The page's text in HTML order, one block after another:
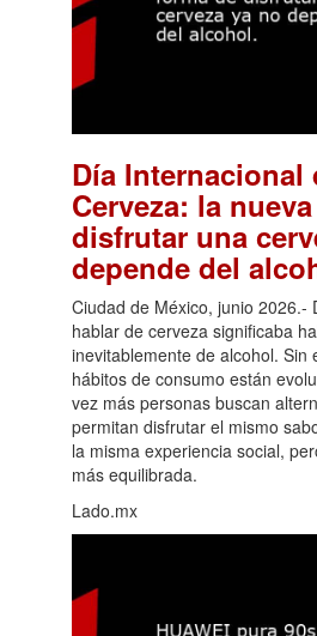
Día Internacional
Cerveza: la
disfrutar una
depende del
Ciudad de México, junio 2026.-
hablar de cerveza significaba
inevitablemente de alcohol. Sin
hábitos de consumo están
vez más personas buscan
permitan disfrutar el mismo
la misma experiencia social,
más equilibrada.
Lado.mx